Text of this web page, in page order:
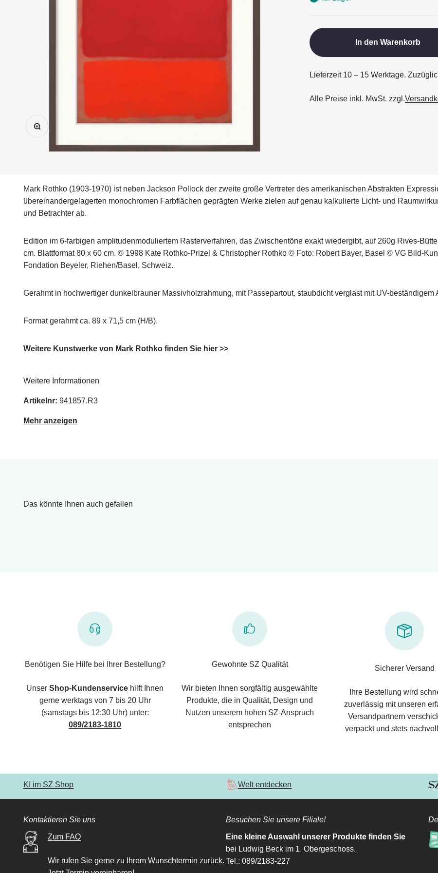
Bild vergrößern
In den Warenkorb
Lieferzeit 10 – 15 Werktage.
Alle Preise inkl. MwSt. zzgl.
Mark Rothko (1903-1970) ist neben Jackson Pollock der zweite große Vertreter des amerikanischen Abstrakten
übereinandergelagerten monochromen Farbflächen geprägten Werke zielen auf genau kalkulierte Licht- und
und Betrachter ab.
Edition im 6-farbigen amplitudenmoduliertem Rasterverfahren, das Zwischentöne exakt wiedergibt, auf 260g Rives-
cm. Blattformat 80 x 60 cm. © 1998 Kate Rothko-Prizel & Christopher Rothko © Foto: Robert Bayer, Basel © VG Bild-
Fondation Beyeler, Riehen/Basel, Schweiz.
Gerahmt in hochwertiger dunkelbrauner Massivholzrahmung, mit Passepartout, staubdicht verglast mit UV-beständigem
Format gerahmt ca. 89 x 71,5 cm (H/B).
Weitere Kunstwerke von Mark Rothko finden Sie hier >>
Weitere Informationen
Artikelnr: 941857.R3
Mehr anzeigen
Das könnte Ihnen auch gefallen
Benötigen Sie Hilfe bei Ihrer Bestellung?
Unser Shop-Kundenservice hilft Ihnen
gerne werktags von 7 bis 20 Uhr
(samstags bis 12:30 Uhr) unter:
089/2183-1810
Gewohnte SZ Qualität
Wir bieten Ihnen sorgfältig ausgewählte
Produkte, die in Qualität, Design und
Nutzen unserem hohen SZ-Anspruch
entsprechen
Sicherer Versand
Ihre Bestellung wird
zuverlässig mit unseren
Versandpartnern
verpackt und stets
KI im SZ Shop Welt entdecken
Kontaktieren Sie uns
Zum FAQ
Wir rufen Sie gerne zu Ihrem Wunschtermin zurück.
Besuchen Sie unsere Filiale!
Eine kleine Auswahl unserer Produkte finden Sie
bei Ludwig Beck im 1. Obergeschoss.
Tel.: 089/2183-227